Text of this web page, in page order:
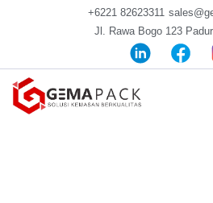
+6221 82623311
Jl. Rawa Bogo 123